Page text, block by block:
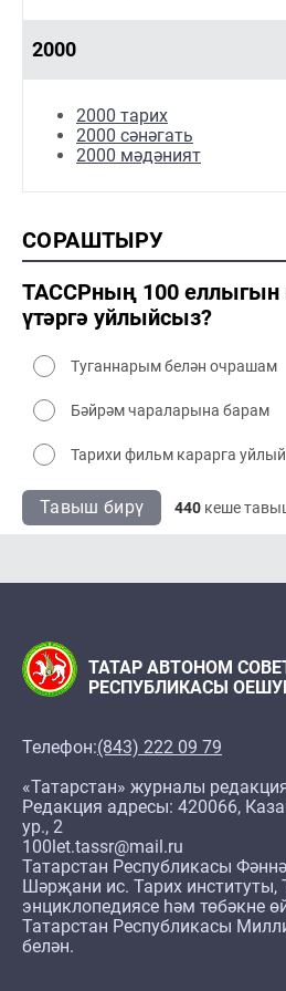
1990-2000 мәдәният
2000
2000 тарих
2000 сәнәгать
2000 мәдәният
СОРАШТЫРУ
ТАССРның 100 еллыгын
үтәргә уйлыйсыз?
Туганнарым белән очрашам
Бәйрәм чараларына барам
Тарихи фильм карарга
Тавыш бирү 440 кеше
ТАТАР АВТОНОМ
РЕСПУБЛИКАСЫ
Телефон:(843) 222 09 79
«Татарстан» журналы
Редакция адресы: 420066,
ур., 2
100let.tassr@mail.ru
Татарстан Республикасы
Шәрҗани ис. Тарих институты,
энциклопедиясе һәм төбәкне
Татарстан Республикасы
белән.